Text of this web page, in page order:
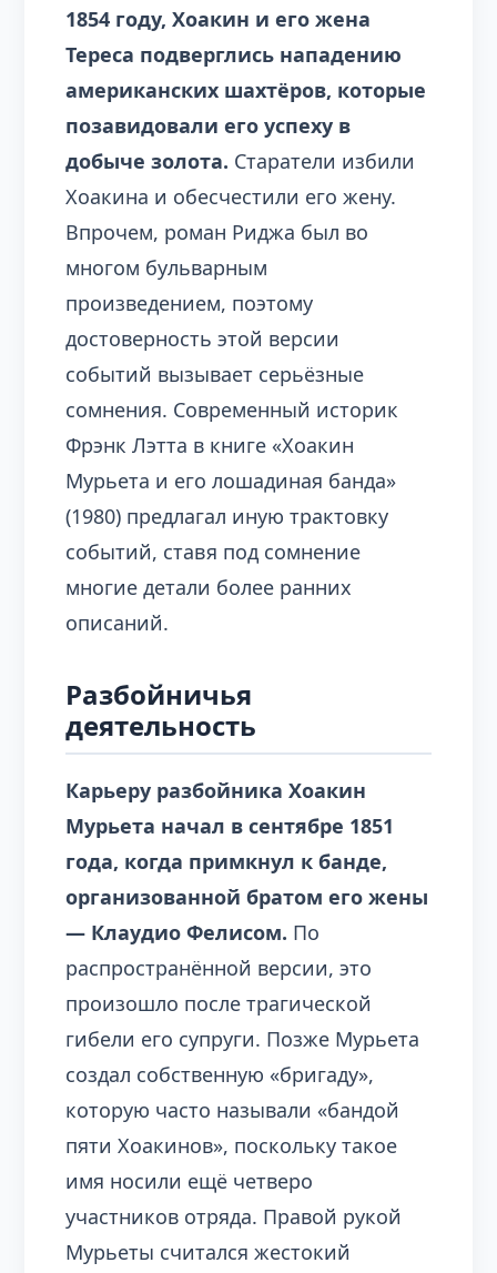
1854 году, Хоакин и его жена
Тереса подверглись нападению
американских шахтёров, которые
позавидовали его успеху в
добыче золота. Старатели избили
Хоакина и обесчестили его жену.
Впрочем, роман Риджа был во
многом бульварным
произведением, поэтому
достоверность этой версии
событий вызывает серьёзные
сомнения. Современный историк
Фрэнк Лэтта в книге «Хоакин
Мурьета и его лошадиная банда»
(1980) предлагал иную трактовку
событий, ставя под сомнение
многие детали более ранних
описаний.
Разбойничья
деятельность
Карьеру разбойника Хоакин
Мурьета начал в сентябре 1851
года, когда примкнул к банде,
организованной братом его жены
— Клаудио Фелисом. По
распространённой версии, это
произошло после трагической
гибели его супруги. Позже Мурьета
создал собственную «бригаду»,
которую часто называли «бандой
пяти Хоакинов», поскольку такое
имя носили ещё четверо
участников отряда. Правой рукой
Мурьеты считался жестокий